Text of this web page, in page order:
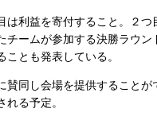
利益を寄付すること。２
チームが参加する決勝ラウ
とも発表している。
同し会場を提供すること
る予定。